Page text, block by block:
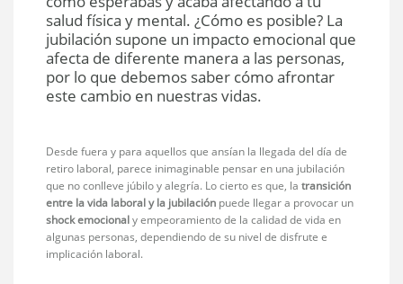
salud física y mental. ¿Cómo es posible? La
jubilación supone un impacto emocional que
afecta de diferente manera a las personas,
por lo que debemos saber cómo afrontar
este cambio en nuestras vidas.
Desde fuera y para aquellos que ansían la llegada del día de
retiro laboral, parece inimaginable pensar en una jubilación
que no conlleve júbilo y alegría. Lo cierto es que, latransición
entre la vida laboral y la jubilación puede llegar a provocar un
shock emocionaly empeoramiento de la calidad de vida en
algunas personas, dependiendo de su nivel de disfrute e
implicación laboral.